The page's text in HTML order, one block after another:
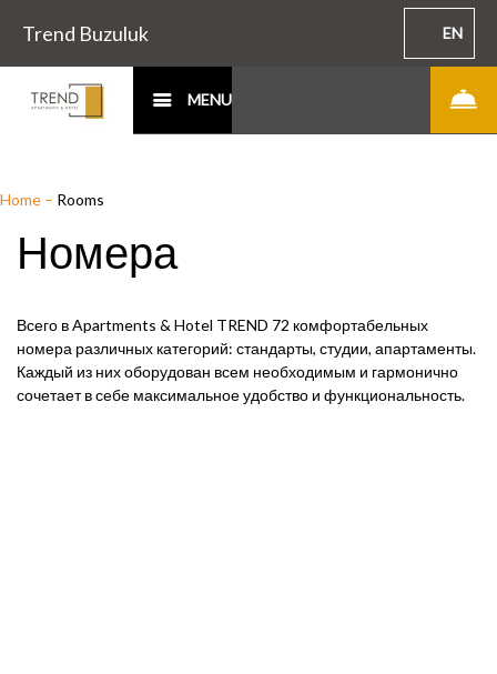
Trend Buzuluk EN
MENU
Home – Rooms
Номера
Всего в Apartments & Hotel TREND 72 комфортабельных
номера различных категорий: стандарты, студии, апартаменты.
Каждый из них оборудован всем необходимым и гармонично
сочетает в себе максимальное удобство и функциональность.